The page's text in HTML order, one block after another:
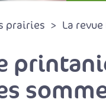
prairies La